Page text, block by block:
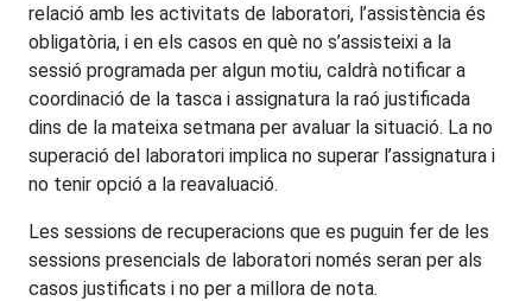
relació amb les activitats de laboratori, l’assistència és
obligatòria, i en els casos en què no s’assisteixi a la
sessió programada per algun motiu, caldrà notificar a
coordinació de la tasca i assignatura la raó justificada
dins de la mateixa setmana per avaluar la situació. La no
superació del laboratori implica no superar l’assignatura i
no tenir opció a la reavaluació.
Les sessions de recuperacions que es puguin fer de les
sessions presencials de laboratori només seran per als
casos justificats i no per a millora de nota.